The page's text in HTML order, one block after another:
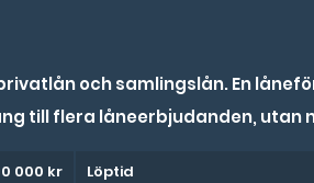
och samlingslån. En
till flera låneerbjudanden,
000 kr Löptid